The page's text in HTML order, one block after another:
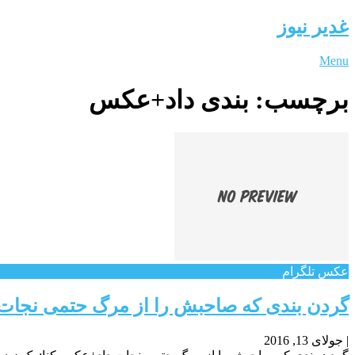
غدیر نیوز
Menu
برچسب: بندی داد+عکس
عکس تلگرام
گردن بندی که صاحبش را از مرگ حتمی
| جولای 13, 2016